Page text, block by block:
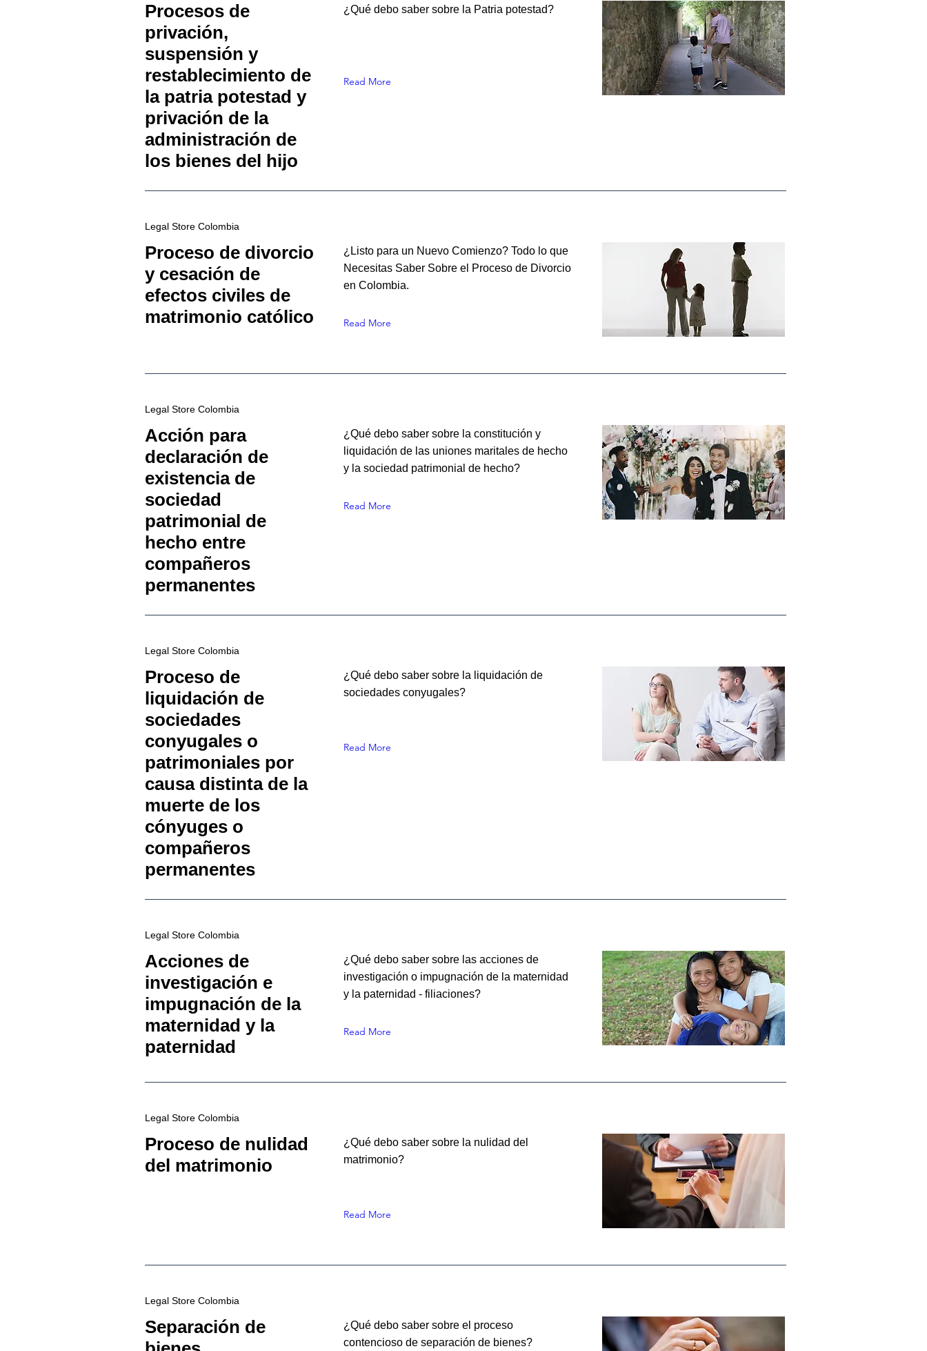
Procesos de
privación,
suspensión y
restablecimiento de
la patria potestad y
privación de la
administración de
los bienes del hijo
¿Qué debo saber sobre la Patria potestad?
Read More
Legal Store Colombia
Proceso de divorcio
y cesación de
efectos civiles de
matrimonio católico
¿Listo para un Nuevo Comienzo? Todo lo que
Necesitas Saber Sobre el Proceso de Divorcio
en Colombia.
Read More
Legal Store Colombia
Acción para
declaración de
existencia de
sociedad
patrimonial de
hecho entre
compañeros
permanentes
¿Qué debo saber sobre la constitución y
liquidación de las uniones maritales de hecho
y la sociedad patrimonial de hecho?
Read More
Legal Store Colombia
Proceso de
liquidación de
sociedades
conyugales o
patrimoniales por
causa distinta de la
muerte de los
cónyuges o
compañeros
permanentes
¿Qué debo saber sobre la liquidación de
sociedades conyugales?
Read More
Legal Store Colombia
Acciones de
investigación e
impugnación de la
maternidad y la
paternidad
¿Qué debo saber sobre las acciones de
investigación o impugnación de la maternidad
y la paternidad - filiaciones?
Read More
Legal Store Colombia
Proceso de nulidad
del matrimonio
¿Qué debo saber sobre la nulidad del
matrimonio?
Read More
Legal Store Colombia
Separación de
¿Qué debo saber sobre el proceso
contencioso de separación de bienes?